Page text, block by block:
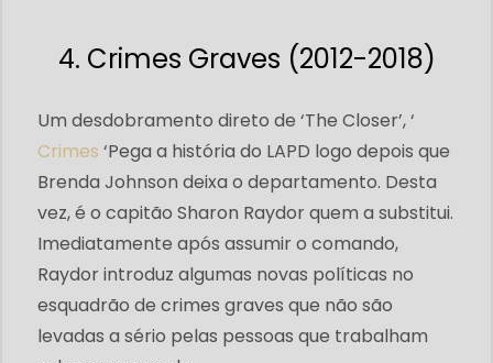
4. Crimes Graves (2012-2018)
Um desdobramento direto de ‘The Closer’, ‘
Crimes ‘Pega a história do LAPD logo depois que
Brenda Johnson deixa o departamento. Desta
vez, é o capitão Sharon Raydor quem a substitui.
Imediatamente após assumir o comando,
Raydor introduz algumas novas políticas no
esquadrão de crimes graves que não são
levadas a sério pelas pessoas que trabalham